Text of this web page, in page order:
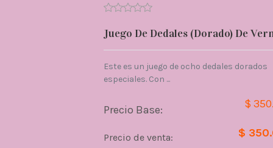
Juego De Dedales (Dorado) De
Este es un juego de ocho dedales dorados
especiales. Con ...
Precio Base: $
Precio de venta: $